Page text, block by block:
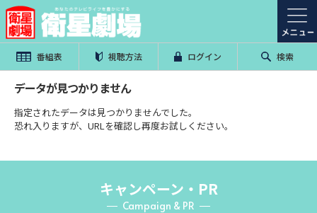
番組表 視聴方法 ログイン 検索
データが見つかりません
指定されたデータは見つかりませんでした。
恐れ入りますが、URLを確認し再度お試しください。
キャンペーン・PR
Campaign & PR